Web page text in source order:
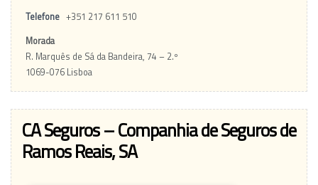
Telefone +351 217 611 510
Morada
R. Marquês de Sá da Bandeira, 74 – 2.º
1069-076 Lisboa
CA Seguros – Companhia de Seguros de
Ramos Reais, SA